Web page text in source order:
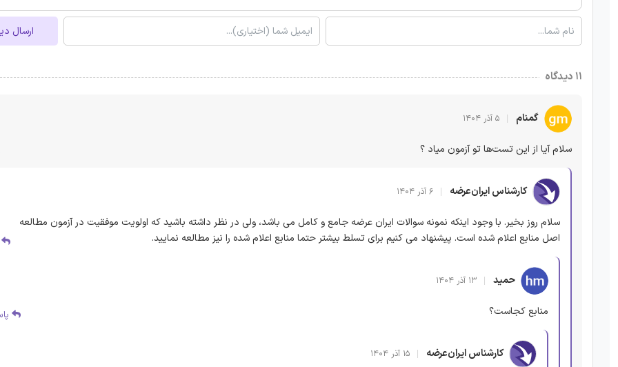
ارسال
۱۱ دیدگاه
گمنام ۵ آذر ۱۴۰۴
سلام آیا از این تست‌ها تو آزمون میاد ؟
کارشناس ایران‌عرضه ۶ آذر ۱۴۰۴
سلام روز بخیر. با وجود اینکه نمونه سوالات ایران عرضه جامع و کامل می باشد، ولی در نظر داشته باشید که اولویت موفقیت در آزمون مطالعه
اصل منابع اعلام شده است. پیشنهاد می کنیم برای تسلط بیشتر حتما منابع اعلام شده را نیز مطالعه نمایید.
حمید ۱۳ آذر ۱۴۰۴
منابع کجاست؟
کارشناس ایران‌عرضه ۱۵ آذر ۱۴۰۴